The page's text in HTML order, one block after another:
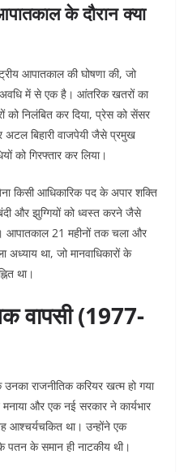
के दौरान क्या
आपातकाल की घोषणा की, जो
अवधि में से एक है। आंतरिक खतरों का
को निलंबित कर दिया, प्रेस को सेंसर
बिहारी वाजपेयी जैसे प्रमुख
को गिरफ्तार कर लिया।
किसी आधिकारिक पद के अपार शक्ति
और झुग्गियों को ध्वस्त करने जैसे
आपातकाल 21 महीनों तक चला और
था, जो मानवाधिकारों के
था।
वापसी (1977-
राजनीतिक करियर खत्म हो गया
और एक नई सरकार ने कार्यभार
आश्चर्यचकित था। उन्होंने एक
पतन के समान ही नाटकीय थी।